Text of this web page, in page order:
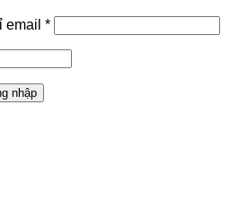
email *
nhập